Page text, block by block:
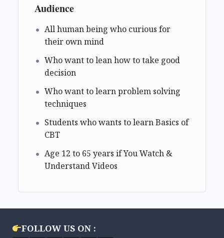
Audience
All human being who curious for
their own mind
Who want to lean how to take good
decision
Who want to learn problem solving
techniques
Students who wants to learn Basics of
CBT
Age 12 to 65 years if You Watch &
Understand Videos
FOLLOW US ON :